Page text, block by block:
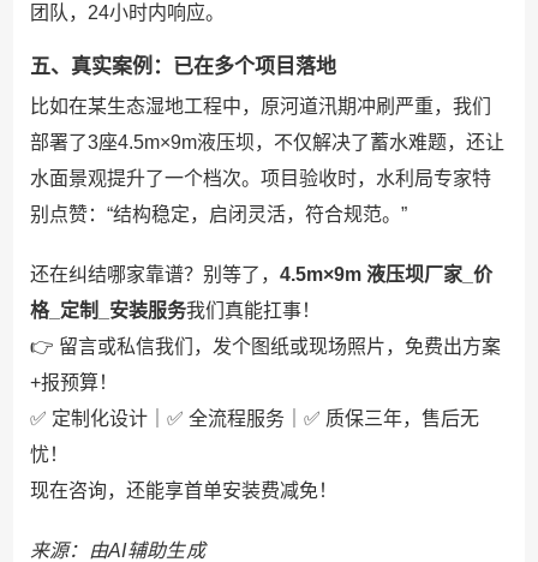
团队，24小时内响应。
五、真实案例：已在多个项目落地
比如在某生态湿地工程中，原河道汛期冲刷严重，我们
部署了3座4.5m×9m液压坝，不仅解决了蓄水难题，还让
水面景观提升了一个档次。项目验收时，水利局专家特
别点赞：“结构稳定，启闭灵活，符合规范。”
还在纠结哪家靠谱？别等了， 4.5m×9m 液压坝厂家_价
格_定制_安装服务我们真能扛事！
👉 留言或私信我们，发个图纸或现场照片，免费出方案
+报预算！
✅ 定制化设计｜✅ 全流程服务｜✅ 质保三年，售后无
忧！
现在咨询，还能享首单安装费减免！
来源：由AI辅助生成